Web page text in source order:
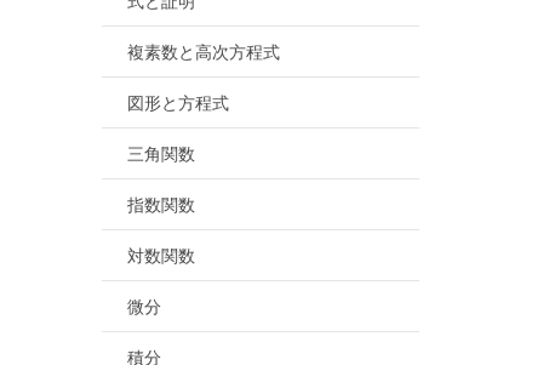
複素数と高次方程式
図形と方程式
三角関数
指数関数
対数関数
微分
積分